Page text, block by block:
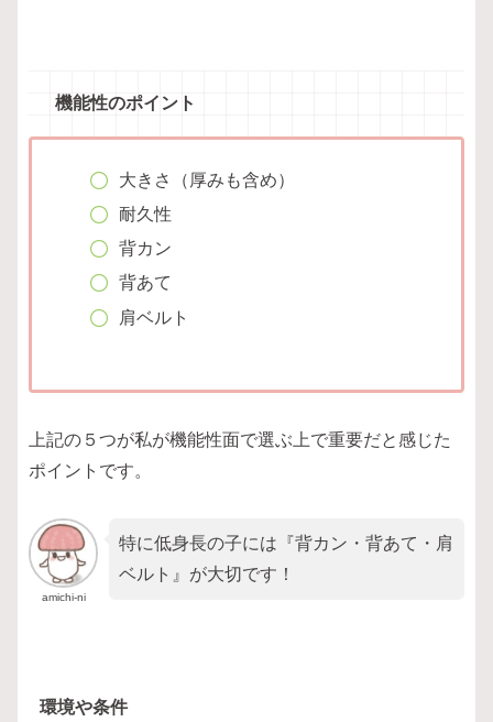
機能性のポイント
大きさ（厚みも含め）
耐久性
背カン
背あて
肩ベルト
上記の５つが私が機能性面で選ぶ上で重要だと感じた
ポイントです。
amichi-ni
特に低身長の子には『背カン・背あて・肩
ベルト』が大切です！
環境や条件